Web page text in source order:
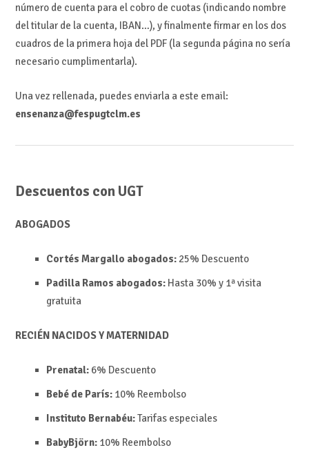
número de cuenta para el cobro de cuotas (indicando nombre
del titular de la cuenta, IBAN…), y finalmente firmar en los dos
cuadros de la primera hoja del PDF (la segunda página no sería
necesario cumplimentarla).
Una vez rellenada, puedes enviarla a este email:
ensenanza@fespugtclm.es
Descuentos con UGT
ABOGADOS
Cortés Margallo abogados:25% Descuento
Padilla Ramos abogados:Hasta 30% y 1ª visita
gratuita
RECIÉN NACIDOS Y MATERNIDAD
Prenatal: 6% Descuento
Bebé de París: 10% Reembolso
Instituto Bernabéu:Tarifas especiales
BabyBjörn: 10% Reembolso